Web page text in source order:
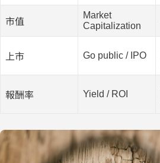
市值
Market
Capitalization
上市 Go public / IPO
報酬率 Yield / ROI